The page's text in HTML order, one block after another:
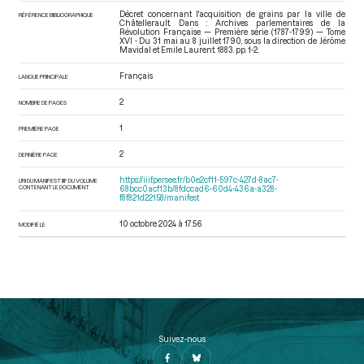
RÉFÉRENCE BIBLIOGRAPHIQUE
Décret concernant l'acquisition de grains par la ville de
Châtellerault. Dans : Archives parlementaires de la
Révolution Française — Première série (1787-1799) — Tome
XVI - Du 31 mai au 8 juillet 1790 , sous la direction de Jérôme
Mavidal et Emile Laurent. 1883. pp. 1-2.
LANGUE PRINCIPALE Français
NOMBRE DE PAGES 2
PREMIÈRE PAGE 1
DERNIÈRE PAGE 2
URI DU MANIFEST IIIF DU VOLUME
CONTENANT LE DOCUMENT
https://iiif.persee.fr/b0e2cf11-597c-427d-8ac7-
68bcc0acf13b/8fdccad6-60d4-436a-a328-
f8f821d22158/manifest
MODIFIÉ LE 10 octobre 2024 à 17:56
Suivez-nous